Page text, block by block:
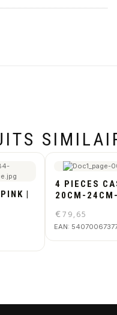
|
4 PIECES
20CM-
€79,65
EAN: